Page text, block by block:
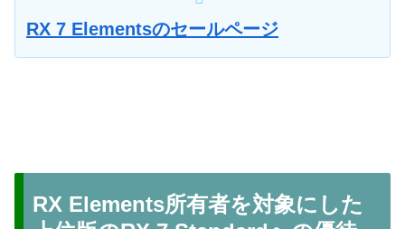
RX 7 Elementsのセールページ
RX Elements所有者を対象にした